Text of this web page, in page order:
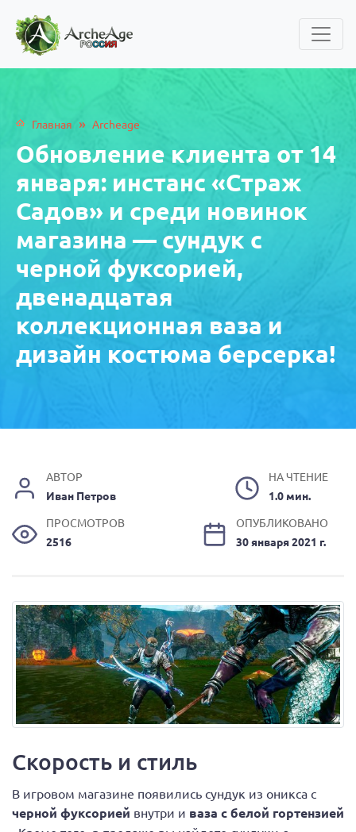
Главная » Archeage
Обновление клиента от 14
января: инстанс «Страж
Садов» и среди новинок
магазина — сундук с
черной фуксорией,
двенадцатая
коллекционная ваза и
дизайн костюма берсерка!
АВТОР
Иван Петров
НА ЧТЕНИЕ
1.0 мин.
ПРОСМОТРОВ
2516
ОПУБЛИКОВАНО
30 января 2021 г.
Скорость и стиль
В игровом магазине появились сундук из оникса с
черной фуксорией внутри и ваза с белой гортензией